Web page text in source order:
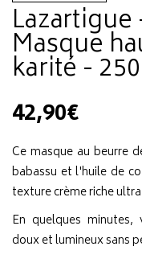
Lazartigue
Masque
karité -
42,90€
Ce masque au beurre
babassu et l'huile de
texture crème riche
En quelques
doux et lumineux sans